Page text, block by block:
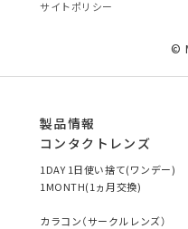
サイトポリシー
©
製品情報
コンタクトレンズ
1DAY 1日使い捨て(ワンデー)
1MONTH(1ヵ月交換)
カラコン（サークルレンズ）